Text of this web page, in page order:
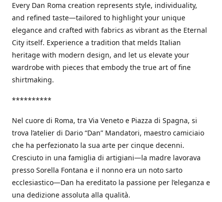
Every Dan Roma creation represents style, individuality,
and refined taste—tailored to highlight your unique
elegance and crafted with fabrics as vibrant as the Eternal
City itself. Experience a tradition that melds Italian
heritage with modern design, and let us elevate your
wardrobe with pieces that embody the true art of fine
shirtmaking.
**********
Nel cuore di Roma, tra Via Veneto e Piazza di Spagna, si
trova l’atelier di Dario “Dan” Mandatori, maestro camiciaio
che ha perfezionato la sua arte per cinque decenni.
Cresciuto in una famiglia di artigiani—la madre lavorava
presso Sorella Fontana e il nonno era un noto sarto
ecclesiastico—Dan ha ereditato la passione per l’eleganza e
una dedizione assoluta alla qualità.